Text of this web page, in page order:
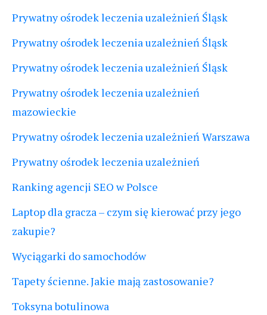
Prywatny ośrodek leczenia uzależnień Śląsk
Prywatny ośrodek leczenia uzależnień Śląsk
Prywatny ośrodek leczenia uzależnień Śląsk
Prywatny ośrodek leczenia uzależnień
mazowieckie
Prywatny ośrodek leczenia uzależnień Warszawa
Prywatny ośrodek leczenia uzależnień
Ranking agencji SEO w Polsce
Laptop dla gracza – czym się kierować przy jego
zakupie?
Wyciągarki do samochodów
Tapety ścienne. Jakie mają zastosowanie?
Toksyna botulinowa